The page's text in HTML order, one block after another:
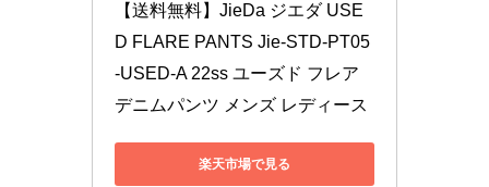
【送料無料】JieDa ジエダ USE
D FLARE PANTS Jie-STD-PT05
-USED-A 22ss ユーズド フレア
デニムパンツ メンズ レディース
楽天市場で見る